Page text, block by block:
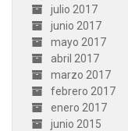
julio 2017
junio 2017
mayo 2017
abril 2017
marzo 2017
febrero 2017
enero 2017
junio 2015